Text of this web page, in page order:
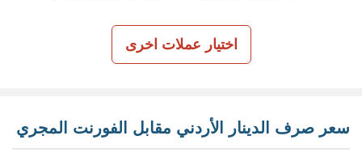
اختيار عملات اخرى
سعر صرف الدينار الأردني مقابل الفورنت المجري